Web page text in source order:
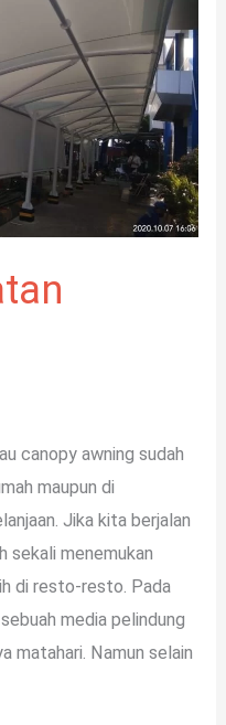
canopy awning sudah
maupun di
Jika kita berjalan
sekali menemukan
di resto-resto. Pada
media pelindung
matahari. Namun selain